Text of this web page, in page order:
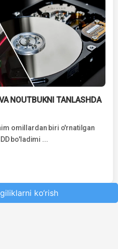
NOUTBUKNI TANLASHDA
omillardan biri o'rnatilgan
bo'ladimi ...
ko‘rish